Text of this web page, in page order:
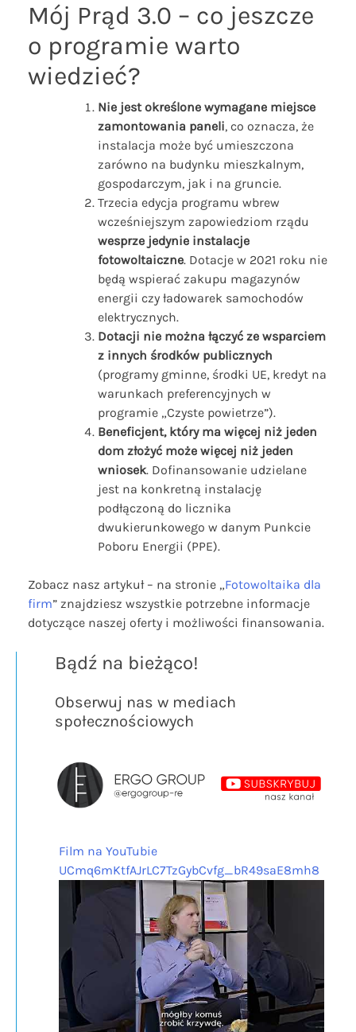
Mój Prąd 3.0 – co jeszcze
o programie warto
wiedzieć?
Nie jest określone wymagane miejsce
zamontowania paneli, co oznacza, że
instalacja może być umieszczona
zarówno na budynku mieszkalnym,
gospodarczym, jak i na gruncie.
Trzecia edycja programu wbrew
wcześniejszym zapowiedziom rządu
wesprze jedynie instalacje
fotowoltaiczne. Dotacje w 2021 roku nie
będą wspierać zakupu magazynów
energii czy ładowarek samochodów
elektrycznych.
Dotacji nie można łączyć ze wsparciem
z innych środków publicznych
(programy gminne, środki UE, kredyt na
warunkach preferencyjnych w
programie „Czyste powietrze”).
Beneficjent, który ma więcej niż jeden
dom złożyć może więcej niż jeden
wniosek. Dofinansowanie udzielane
jest na konkretną instalację
podłączoną do licznika
dwukierunkowego w danym Punkcie
Poboru Energii (PPE).
Zobacz nasz artykuł – na stronie „Fotowoltaika dla
firm” znajdziesz wszystkie potrzebne informacje
dotyczące naszej oferty i możliwości finansowania.
Bądź na bieżąco!
Obserwuj nas w mediach
społecznościowych
Film na YouTubie
UCmq6mKtfAJrLC7TzGybCvfg_bR49saE8mh8